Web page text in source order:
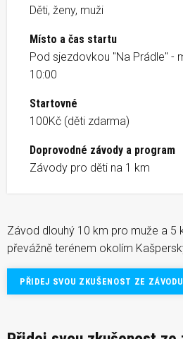
Děti, ženy, muži
Místo a čas startu
Pod sjezdovkou "Na Prádle" -
10:00
Startovné
100Kč (děti zdarma)
Doprovodné závody a program
Závody pro děti na 1 km
Závod dlouhý 10 km pro muže a 5
převážně terénem okolím
PŘIDEJ SVOU ZKUŠENOST ZE ZÁVODU